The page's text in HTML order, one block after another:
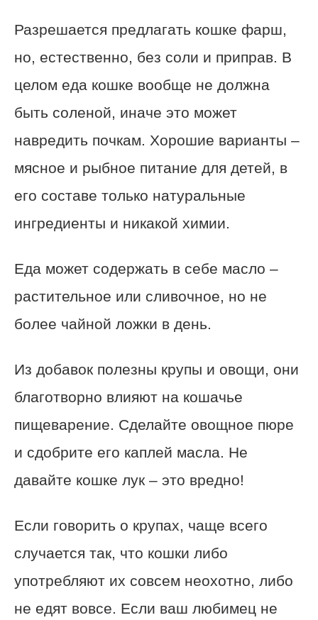
Разрешается предлагать кошке фарш,
но, естественно, без соли и приправ. В
целом еда кошке вообще не должна
быть соленой, иначе это может
навредить почкам. Хорошие варианты –
мясное и рыбное питание для детей, в
его составе только натуральные
ингредиенты и никакой химии.
Еда может содержать в себе масло –
растительное или сливочное, но не
более чайной ложки в день.
Из добавок полезны крупы и овощи, они
благотворно влияют на кошачье
пищеварение. Сделайте овощное пюре
и сдобрите его каплей масла. Не
давайте кошке лук – это вредно!
Если говорить о крупах, чаще всего
случается так, что кошки либо
употребляют их совсем неохотно, либо
не едят вовсе. Если ваш любимец не